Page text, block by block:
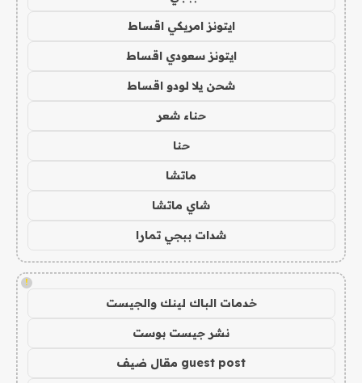
ايتونز امريكي اقساط
ايتونز سعودي اقساط
شحن يلا لودو اقساط
حناء شعر
حنا
ماتشا
شاي ماتشا
شدات ببجي تمارا
!
خدمات الباك لينك والجيست
نشر جيست بوست
guest post مقال ضيف